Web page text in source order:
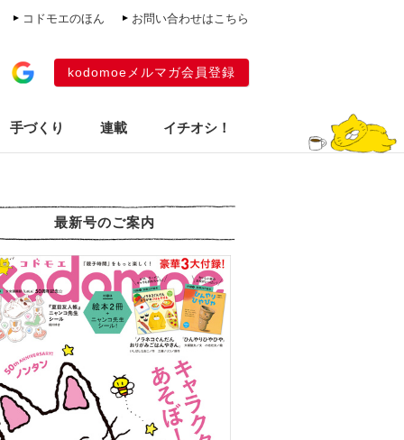
コドモエのほん お問い合わせはこちら
kodomoeメルマガ会員登録
手づくり 連載 イチオシ！
最新号のご案内